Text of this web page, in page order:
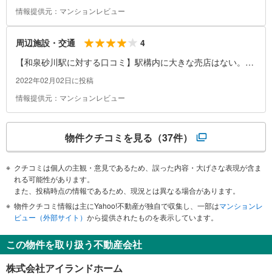
情報提供元：マンションレビュー
周辺施設・交通
4
【和泉砂川駅に対する口コミ】駅構内に大きな売店はない。ま
た、エスカレーターがないので、エレベーターか階段を使うし
2022年02月02日に投稿
情報提供元：マンションレビュー
物件クチコミを見る （37件）
クチコミは個人の主観・意見であるため、誤った内容・大げさな表現が含ま
れる可能性があります。
また、投稿時点の情報であるため、現況とは異なる場合があります。
物件クチコミ情報は主にYahoo!不動産が独自で収集し、一部はマンションレ
ビュー（外部サイト） から提供されたものを表示しています。
この物件を取り扱う不動産会社
株式会社アイランドホーム